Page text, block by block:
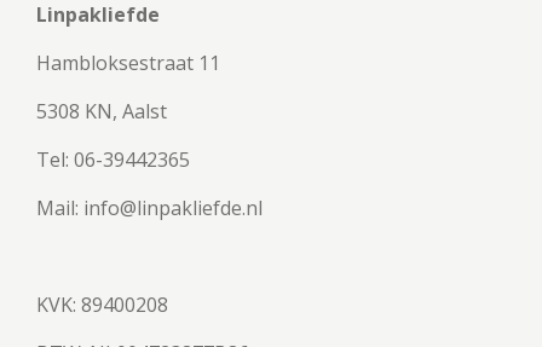
Linpakliefde
Hambloksestraat 11
5308 KN, Aalst
Tel: 06-39442365
Mail: info@linpakliefde.nl
KVK: 89400208